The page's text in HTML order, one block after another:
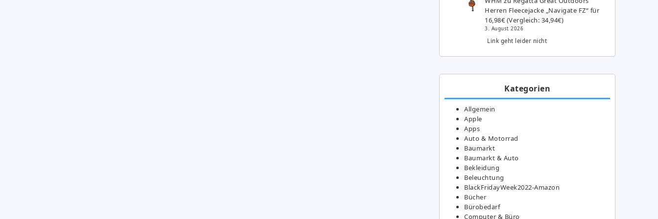
Herren Fleecejacke „Navigate FZ“ für
16,98€ (Vergleich: 34,94€)
3. August 2026
Link geht leider nicht
Kategorien
Allgemein
Apple
Apps
Auto & Motorrad
Baumarkt
Baumarkt & Auto
Bekleidung
Beleuchtung
BlackFridayWeek2022-Amazon
Bücher
Bürobedarf
Computer & Büro